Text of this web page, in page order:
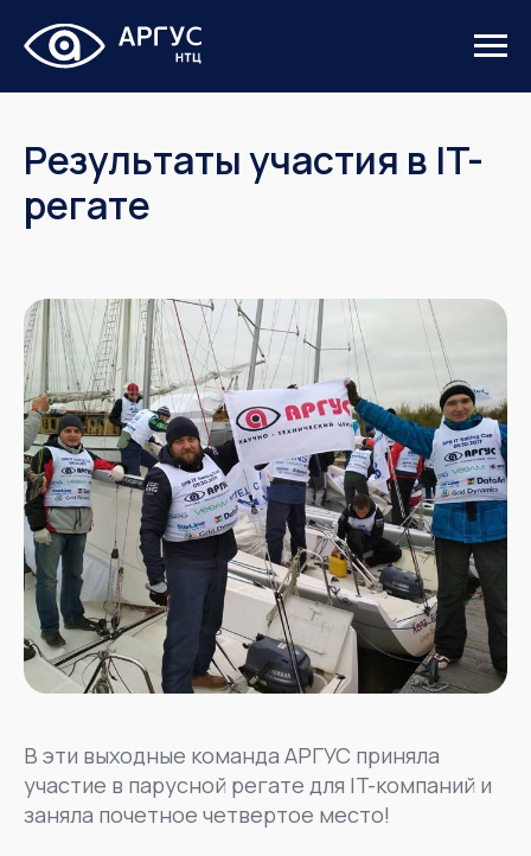
Результаты участия в IT-
регате
В эти выходные команда АРГУС приняла
участие в парусной регате для IT-компаний и
заняла почетное четвертое место!